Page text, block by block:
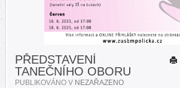
PŘEDSTAVENÍ
TANEČNÍHO OBORU
PUBLIKOVÁNO V NEZAŘAZENO